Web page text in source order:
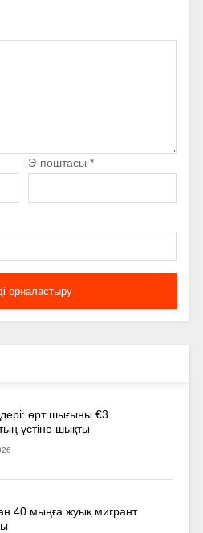
Э-поштасы *
өрт шығыны €3
үстіне шықты
40 мыңға жуық мигрант